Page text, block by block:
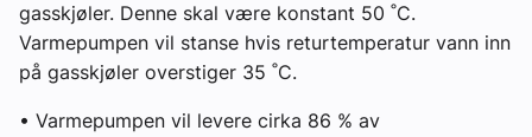
gasskjøler. Denne skal være konstant 50 ˚C.
Varmepumpen vil stanse hvis returtemperatur vann inn
på gasskjøler overstiger 35 ˚C.
• Varmepumpen vil levere cirka 86 % av